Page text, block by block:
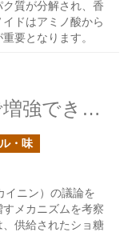
質が分解され、香
ドはアミノ酸から
要となります。
ミカンの甘味は核酸施肥で増強できるか？の続き
・味
イニン）の議論を
メカニズムを考察
供給されたショ糖